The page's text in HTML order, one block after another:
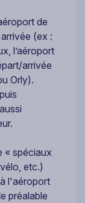
de
(ex :
l’aéroport
arrivée
Orly).
« spéciaux
etc.)
l'aéroport
préalable